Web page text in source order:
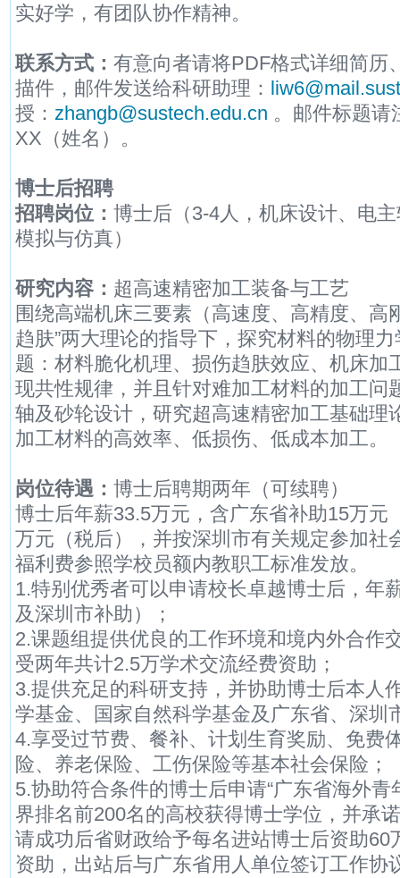
实好学，有团队协作精神。
联系方式： 有意向者请将PDF格式详细简历
描件，邮件发送给科研助理：
授： zhangb@sustech.edu.cn 。邮件标题请
XX（姓名）。
博士后招聘
招聘岗位： 博士后（3-4人，机床设计、电
模拟与仿真）
研究内容： 超高速精密加工装备与工艺
围绕高端机床三要素（高速度、高精度、高
趋肤”两大理论的指导下，探究材料的物理
题：材料脆化机理、损伤趋肤效应、机床加
现共性规律，并且针对难加工材料的加工问
轴及砂轮设计，研究超高速精密加工基础理
加工材料的高效率、低损伤、低成本加工。
岗位待遇： 博士后聘期两年（可续聘）
博士后年薪33.5万元，含广东省补助15万元
万元（税后），并按深圳市有关规定参加社
福利费参照学校员额内教职工标准发放。
1.特别优秀者可以申请校长卓越博士后，年
及深圳市补助）；
2.课题组提供优良的工作环境和境内外合作
受两年共计2.5万学术交流经费资助；
3.提供充足的科研支持，并协助博士后本人
学基金、国家自然科学基金及广东省、深圳
4.享受过节费、餐补、计划生育奖励、免费
险、养老保险、工伤保险等基本社会保险；
5.协助符合条件的博士后申请“广东省海外
界排名前200名的高校获得博士学位，并承
请成功后省财政给予每名进站博士后资助
资助，出站后与广东省用人单位签订工作协